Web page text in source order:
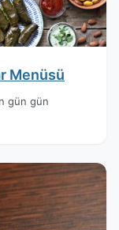
Menüsü
gün gün